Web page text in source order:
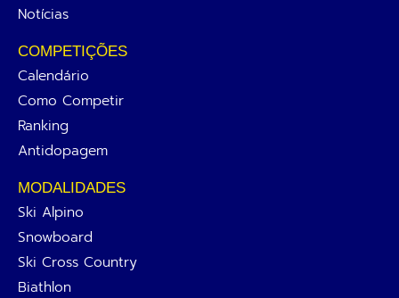
Notícias
COMPETIÇÕES
Calendário
Como Competir
Ranking
Antidopagem
MODALIDADES
Ski Alpino
Snowboard
Ski Cross Country
Biathlon